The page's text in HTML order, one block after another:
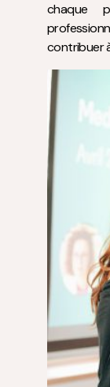
chaque
contribuer